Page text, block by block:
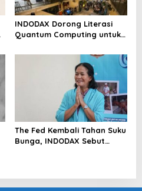
INDODAX Dorong Literasi
Quantum Computing untuk
Blockchain
The Fed Kembali Tahan Suku
Bunga, INDODAX Sebut